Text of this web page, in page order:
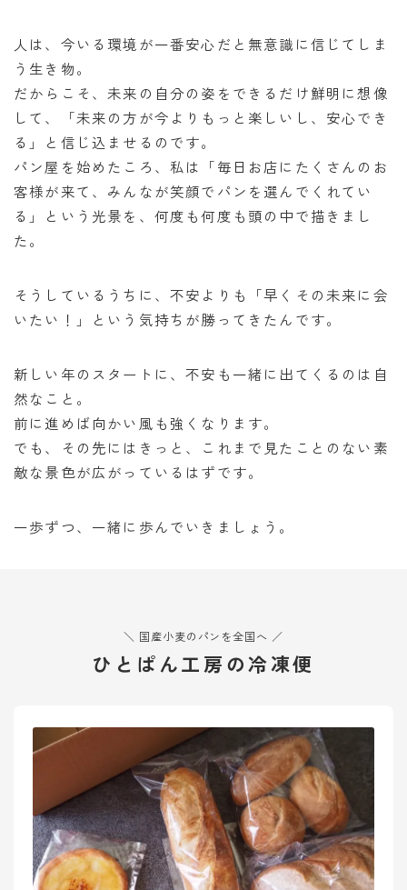
人は、今いる環境が一番安心だと無意識に信じてしま
う生き物。
だからこそ、未来の自分の姿をできるだけ鮮明に想像
して、「未来の方が今よりもっと楽しいし、安心でき
る」と信じ込ませるのです。
パン屋を始めたころ、私は「毎日お店にたくさんのお
客様が来て、みんなが笑顔でパンを選んでくれてい
る」という光景を、何度も何度も頭の中で描きまし
た。
そうしているうちに、不安よりも「早くその未来に会
いたい！」という気持ちが勝ってきたんです。
新しい年のスタートに、不安も一緒に出てくるのは自
然なこと。
前に進めば向かい風も強くなります。
でも、その先にはきっと、これまで見たことのない素
敵な景色が広がっているはずです。
一歩ずつ、一緒に歩んでいきましょう。
＼ 国産小麦のパンを全国へ ／
ひとぱん工房の冷凍便